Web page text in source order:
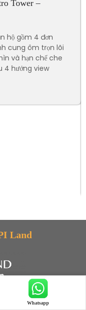
Tower –
hộ gồm 4 đơn
cung ôm trọn lõi
và hạn chế che
4 hướng view
Land
xã hội của chúng
Whatsapp